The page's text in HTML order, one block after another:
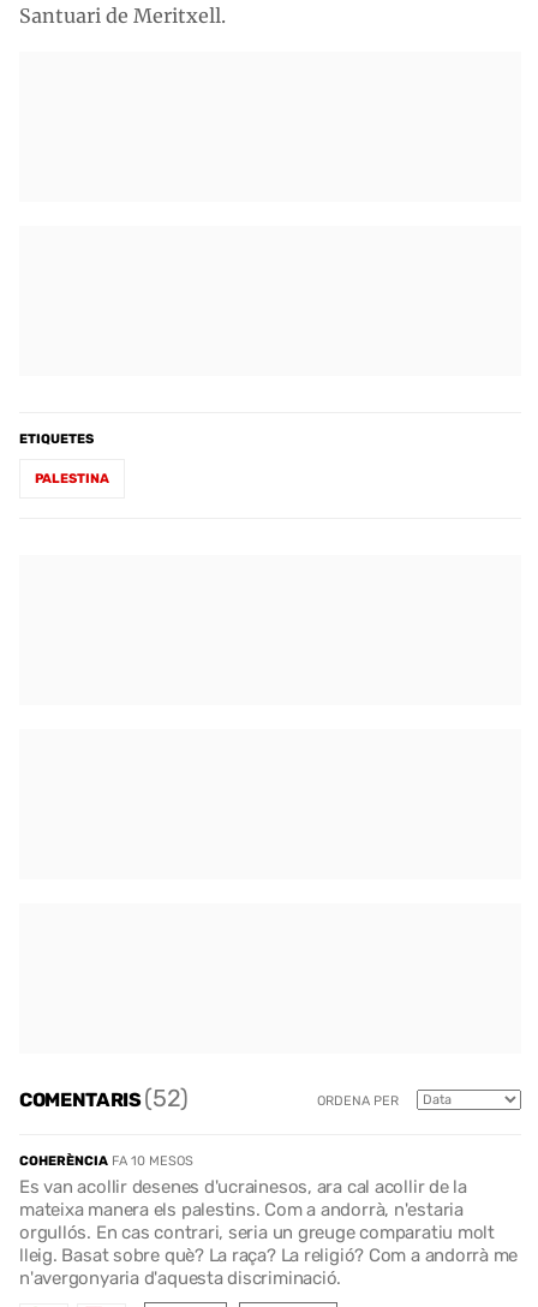
Santuari de Meritxell.
ETIQUETES
PALESTINA
COMENTARIS(52) ORDENA PER
COHERÈNCIA FA 10 MESOS
Es van acollir desenes d'ucrainesos, ara cal acollir de la
mateixa manera els palestins. Com a andorrà, n'estaria
orgullós. En cas contrari, seria un greuge comparatiu molt
lleig. Basat sobre què? La raça? La religió? Com a andorrà me
n'avergonyaria d'aquesta discriminació.